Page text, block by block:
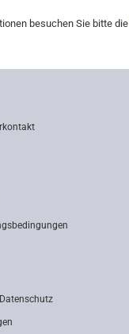
besuchen Sie bitte die